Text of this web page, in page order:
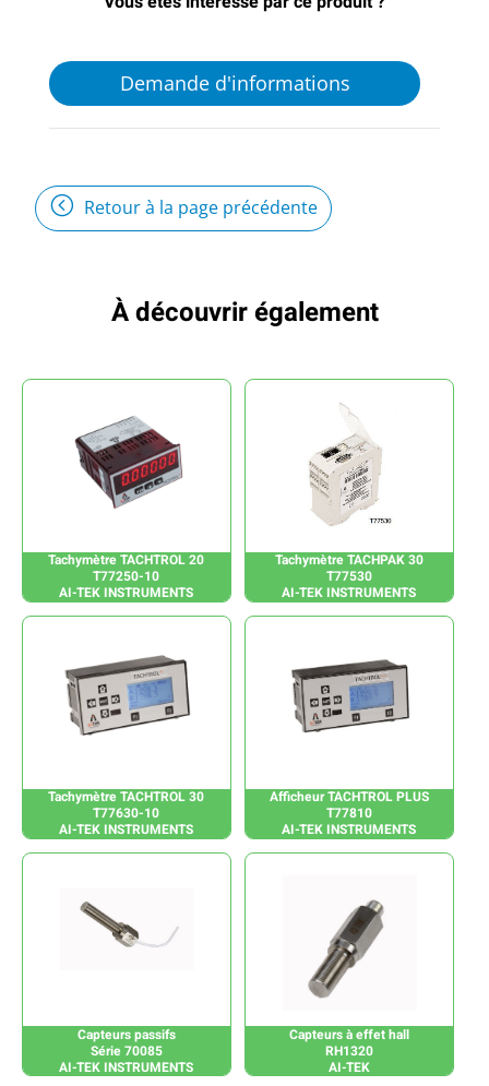
Demande d'informations
Retour à la page précédente
À découvrir également
Tachymètre TACHTROL 20
T77250-10
AI-TEK INSTRUMENTS
Tachymètre TACHPAK 30
T77530
AI-TEK INSTRUMENTS
Tachymètre TACHTROL 30
T77630-10
AI-TEK INSTRUMENTS
Afficheur TACHTROL PLUS
T77810
AI-TEK INSTRUMENTS
Capteurs passifs
Série 70085
AI-TEK INSTRUMENTS
Capteurs à effet hall
RH1320
AI-TEK